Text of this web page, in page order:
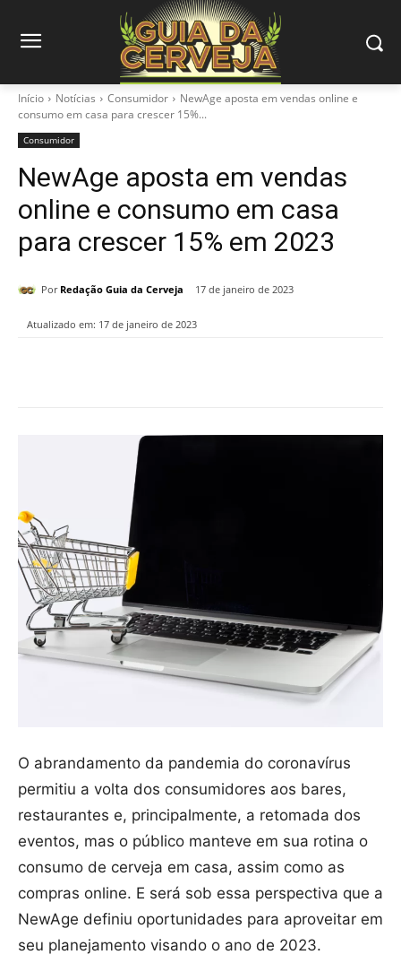
Início Notícias Consumidor
NewAge aposta em vendas online e
consumo em casa para crescer 15%...
Consumidor
NewAge aposta em vendas
online e consumo em casa
para crescer 15% em 2023
Por Redação Guia da Cerveja 17 de janeiro de 2023
Atualizado em: 17 de janeiro de 2023
O abrandamento da pandemia do coronavírus
permitiu a volta dos consumidores aos bares,
restaurantes e, principalmente, a retomada dos
eventos, mas o público manteve em sua rotina o
consumo de cerveja em casa, assim como as
compras online. E será sob essa perspectiva que a
NewAge definiu oportunidades para aproveitar em
seu planejamento visando o ano de 2023.